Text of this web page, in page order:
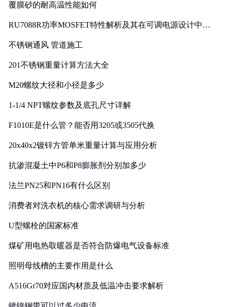
覆膜砂的耐高温性能如何
RU7088R功率MOSFET特性解析及其在可调电源设计中的
不锈钢通风 管道施工
201不锈钢重量计算方法大全
M20螺纹大径和小径是多少
1-1/4 NPT螺纹参数及底孔尺寸详解
F1010E是什么管？能否用3205或3505代换
20x40x2镀锌方管单米重量计算与应用分析
抗渗混凝土中P6和P8膨胀剂分别加多少
法兰PN25和PN16有什么区别
消费者对洗衣机的核心需求调研与分析
U型螺栓的国家标准
煤矿用电热取暖器是否符合防爆电气设备标准
照明母线槽的主要作用是什么
A516Gr70对应国内材质及低温冲击要求解析